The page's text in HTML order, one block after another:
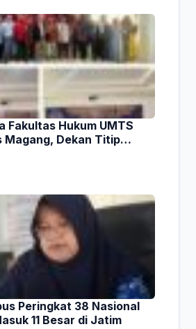
Fakultas Hukum UMTS
Magang, Dekan Titip
Peringkat 38 Nasional
11 Besar di Jatim